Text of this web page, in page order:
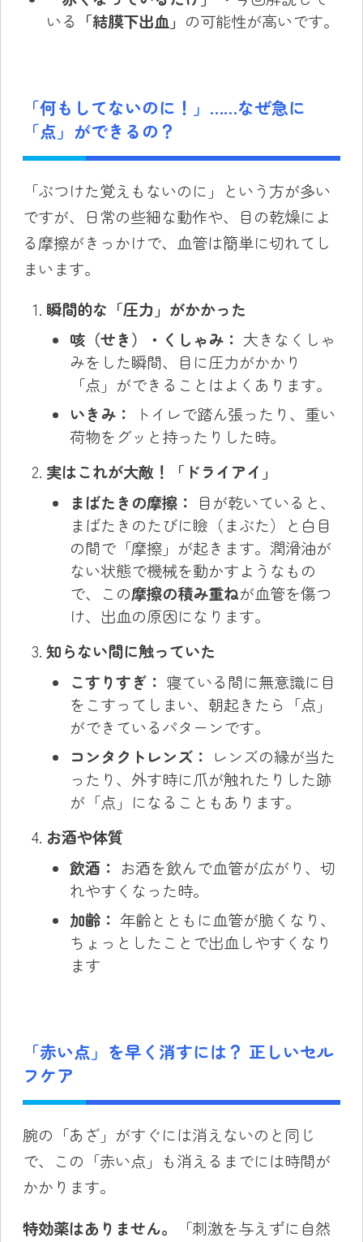
いる 「結膜下出血」 の可能性が高いです。
「何もしてないのに！」……なぜ急に
「点」ができるの？
「ぶつけた覚えもないのに」という方が多い
ですが、日常の些細な動作や、目の乾燥によ
る摩擦がきっかけで、血管は簡単に切れてし
まいます。
瞬間的な「圧力」がかかった
咳（せき）・くしゃみ： 大きなくしゃ
みをした瞬間、目に圧力がかかり
「点」ができることはよくあります。
いきみ：
トイレで踏ん張ったり、重い
荷物をグッと持ったりした時。
実はこれが大敵！「ドライアイ」
まばたきの摩擦： 目が乾いていると、
まばたきのたびに瞼（まぶた）と白目
の間で「摩擦」が起きます。潤滑油が
ない状態で機械を動かすようなもの
で、この摩擦の積み重ねが血管を傷つ
け、出血の原因になります。
知らない間に触っていた
こすりすぎ： 寝ている間に無意識に目
をこすってしまい、朝起きたら「点」
ができているパターンです。
コンタクトレンズ： レンズの縁が当た
ったり、外す時に爪が触れたりした跡
が「点」になることもあります。
お酒や体質
飲酒： お酒を飲んで血管が広がり、切
れやすくなった時。
加齢： 年齢とともに血管が脆くなり、
ちょっとしたことで出血しやすくなり
ます
「赤い点」を早く消すには？ 正しいセル
フケア
腕の「あざ」がすぐには消えないのと同じ
で、この「赤い点」も消えるまでには時間が
かかります。
特効薬はありません。
「刺激を与えずに自然